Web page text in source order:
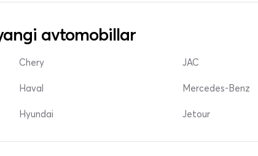
avtomobillar
Chery
Haval
Hyundai
JAC
Mercedes-Benz
Jetour